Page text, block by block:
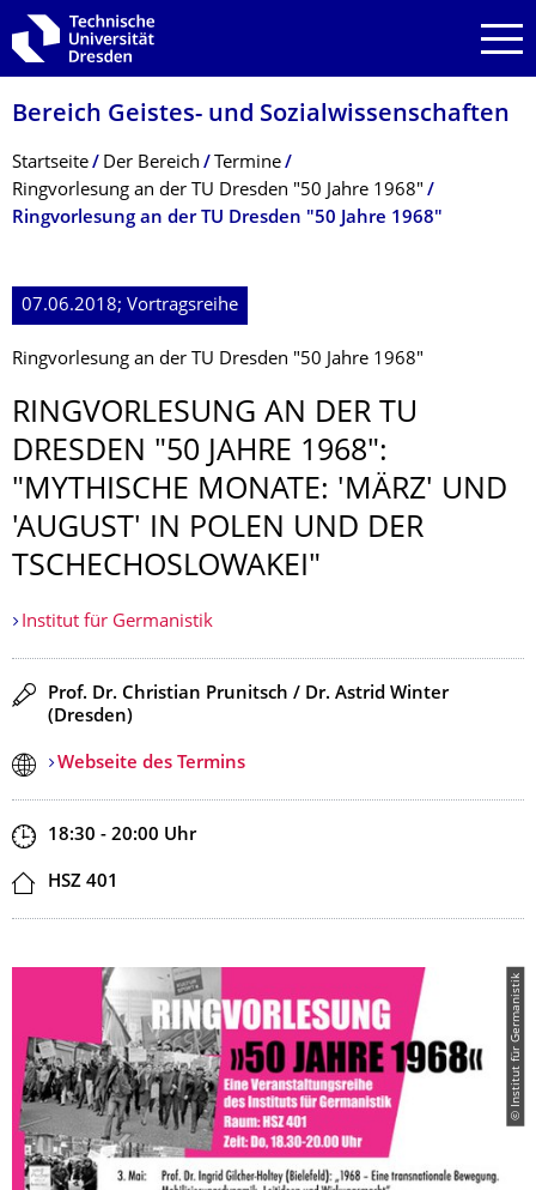
Zur Hauptnavigation springen
Zur Suche springen
Zum Inhalt springen
Bereich Geistes- und Sozialwissenschaf­ten
Breadcrumb-Menü
Startseite Der Bereich
Termine
Ringvorlesung an der TU Dresden "50 Jahre 1968"
Ringvorlesung an der TU Dresden "50 Jahre 1968"
07.06.2018; Vortragsreihe
Ringvorlesung an der TU Dresden "50 Jahre 1968"
RINGVORLESUNG AN DER TU
DRESDEN "50 JAHRE 1968":
"MYTHISCHE MONATE: 'MÄRZ' UND
'AUGUST' IN POLEN UND DER
TSCHECHOSLOWA­KEI"
Institut für Germanistik
Redner
Prof. Dr. Christian Prunitsch / Dr. Astrid Winter
(Dresden)
Webseite des Termins
Zeit
18:30 - 20:00 Uhr
Ort
HSZ 401
© Institut für Germanistik